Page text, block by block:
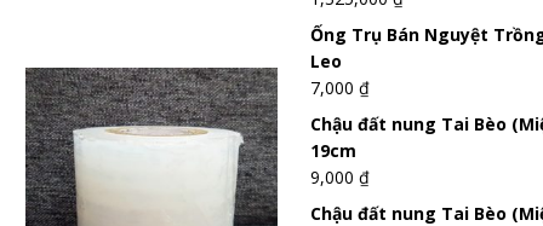
Ống Trụ Bán Nguyệt
Leo
7,000 ₫
Chậu đất nung Tai Bèo
19cm
9,000 ₫
Chậu đất nung Tai Bèo